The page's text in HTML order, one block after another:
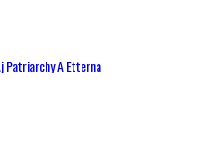
Patriarchy A Etterna